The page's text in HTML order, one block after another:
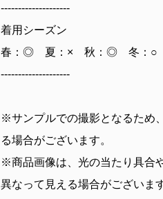
--------------------
着用シーズン
春：◎ 夏：× 秋：◎ 冬：○
--------------------
※サンプルでの撮影となるため
る場合がございます。
※商品画像は、光の当たり具合
異なって見える場合がございます